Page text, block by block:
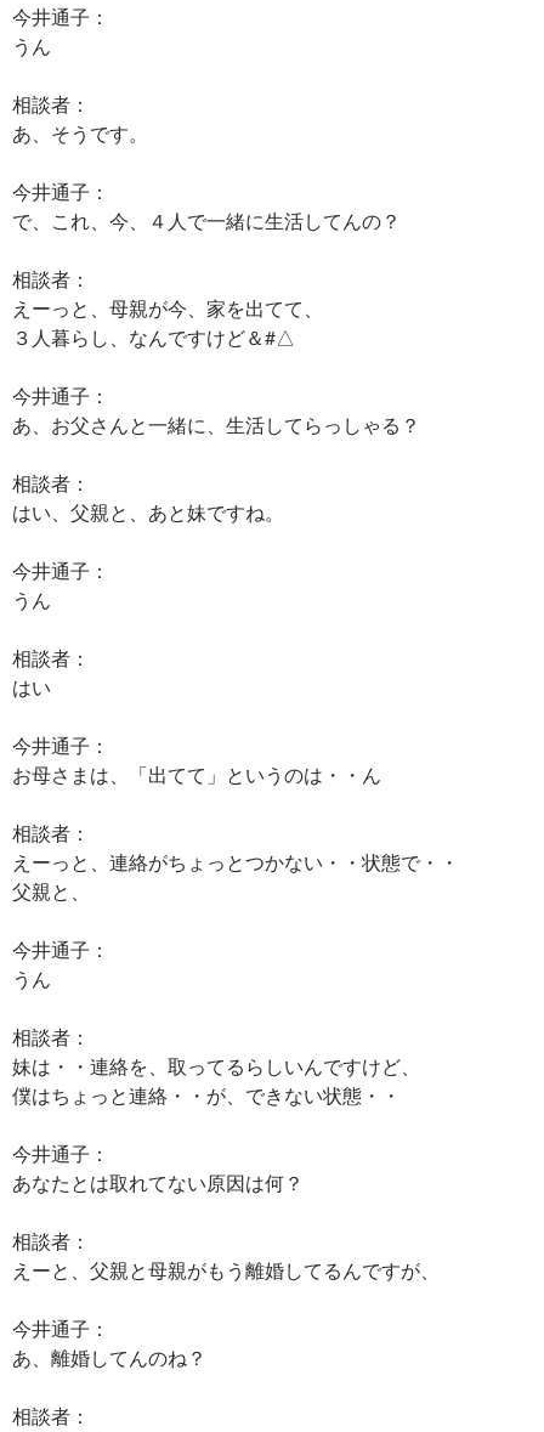
今井通子：
うん
相談者：
あ、そうです。
今井通子：
で、これ、今、４人で一緒に生活してんの？
相談者：
えーっと、母親が今、家を出てて、
３人暮らし、なんですけど＆#△
今井通子：
あ、お父さんと一緒に、生活してらっしゃる？
相談者：
はい、父親と、あと妹ですね。
今井通子：
うん
相談者：
はい
今井通子：
お母さまは、「出てて」というのは・・ん
相談者：
えーっと、連絡がちょっとつかない・・状態で・・
父親と、
今井通子：
うん
相談者：
妹は・・連絡を、取ってるらしいんですけど、
僕はちょっと連絡・・が、できない状態・・
今井通子：
あなたとは取れてない原因は何？
相談者：
えーと、父親と母親がもう離婚してるんですが、
今井通子：
あ、離婚してんのね？
相談者：